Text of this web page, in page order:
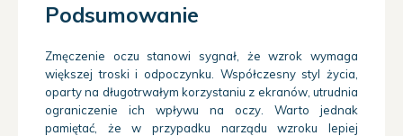
Podsumowanie
Zmęczenie oczu stanowi sygnał, że wzrok wymaga
większej troski i odpoczynku. Współczesny styl życia,
oparty na długotrwałym korzystaniu z ekranów, utrudnia
ograniczenie ich wpływu na oczy. Warto jednak
pamiętać, że w przypadku narządu wzroku lepiej